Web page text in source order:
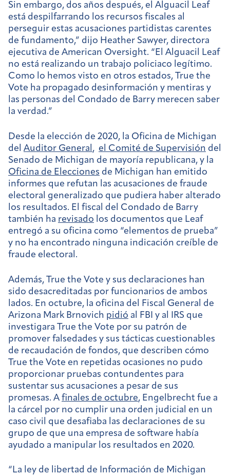
Sin embargo, dos años después, el Alguacil Leaf
está despilfarrando los recursos fiscales al
perseguir estas acusaciones partidistas carentes
de fundamento,” dijo Heather Sawyer, directora
ejecutiva de American Oversight. “El Alguacil Leaf
no está realizando un trabajo policiaco legítimo.
Como lo hemos visto en otros estados, True the
Vote ha propagado desinformación y mentiras y
las personas del Condado de Barry merecen saber
la verdad.”
Desde la elección de 2020, la Oficina de Michigan
del Auditor General, el Comité de Supervisión del
Senado de Michigan de mayoría republicana, y la
Oficina de Elecciones de Michigan han emitido
informes que refutan las acusaciones de fraude
electoral generalizado que pudiera haber alterado
los resultados. El fiscal del Condado de Barry
también ha revisado los documentos que Leaf
entregó a su oficina como “elementos de prueba”
y no ha encontrado ninguna indicación creíble de
fraude electoral.
Además, True the Vote y sus declaraciones han
sido desacreditadas por funcionarios de ambos
lados. En octubre, la oficina del Fiscal General de
Arizona Mark Brnovich pidió al FBI y al IRS que
investigara True the Vote por su patrón de
promover falsedades y sus tácticas cuestionables
de recaudación de fondos, que describen cómo
True the Vote en repetidas ocasiones no pudo
proporcionar pruebas contundentes para
sustentar sus acusaciones a pesar de sus
promesas. A finales de octubre, Engelbrecht fue a
la cárcel por no cumplir una orden judicial en un
caso civil que desafiaba las declaraciones de su
grupo de que una empresa de software había
ayudado a manipular los resultados en 2020.
“La ley de libertad de Información de Michigan